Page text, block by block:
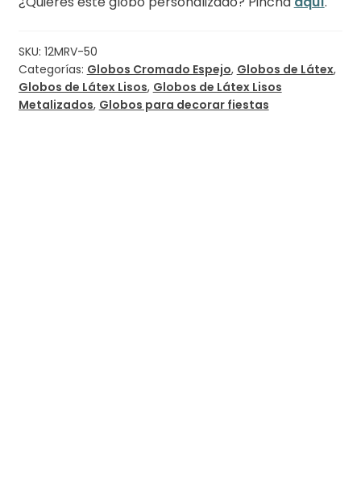
SKU: 12MRV-50
Categorías: Globos Cromado Espejo, Globos de Látex,
Globos de Látex Lisos, Globos de Látex Lisos
Metalizados, Globos para decorar fiestas